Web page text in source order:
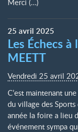
25 avril 2025
Les Échecs
MEETT
Vendredi 25 avril
C’est maintenant
du village des
année la foire a lieu
événement sympa